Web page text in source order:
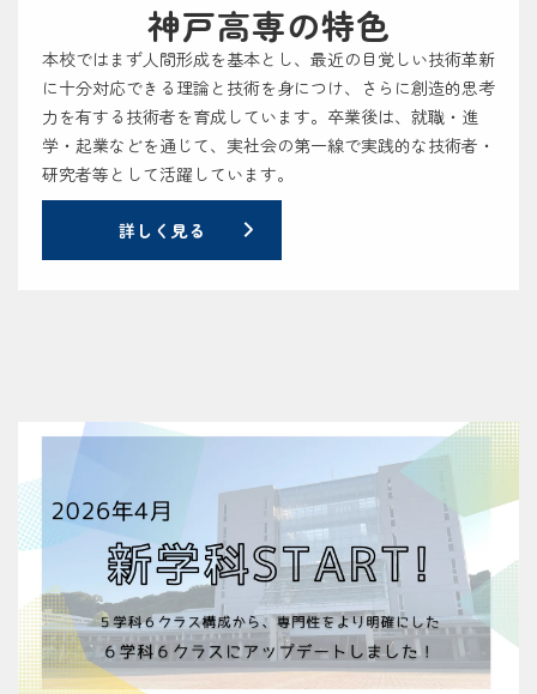
神戸高専の特色
本校ではまず人間形成を基本とし、最近の目覚しい技術革新
に十分対応できる理論と技術を身につけ、さらに創造的思考
力を有する技術者を育成しています。卒業後は、就職・進
学・起業などを通じて、実社会の第一線で実践的な技術者・
研究者等として活躍しています。
詳しく見る